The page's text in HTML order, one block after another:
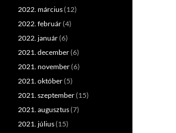
2022. március(12)
2022. február(4)
2022. január(6)
2021. december(6)
2021. november(6)
2021. október(5)
2021. szeptember(15)
2021. augusztus(7)
2021. július(15)